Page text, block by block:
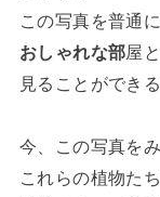
この写真を普通に
おしゃれな部屋
見ることができ
今、この写真を
これらの植物た